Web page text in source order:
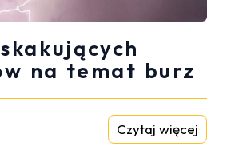
na temat burz
Czytaj więcej